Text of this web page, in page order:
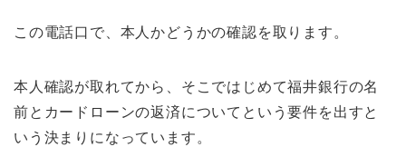
この電話口で、本人かどうかの確認を取ります。
本人確認が取れてから、そこではじめて福井銀行の名
前とカードローンの返済についてという要件を出すと
いう決まりになっています。